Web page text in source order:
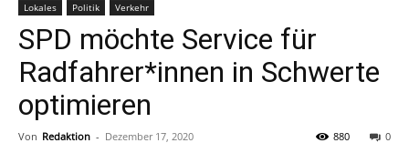
Lokales Politik Verkehr
SPD möchte Service für
Radfahrer*innen in Schwerte
optimieren
Von Redaktion - Dezember 17, 2020 0
880